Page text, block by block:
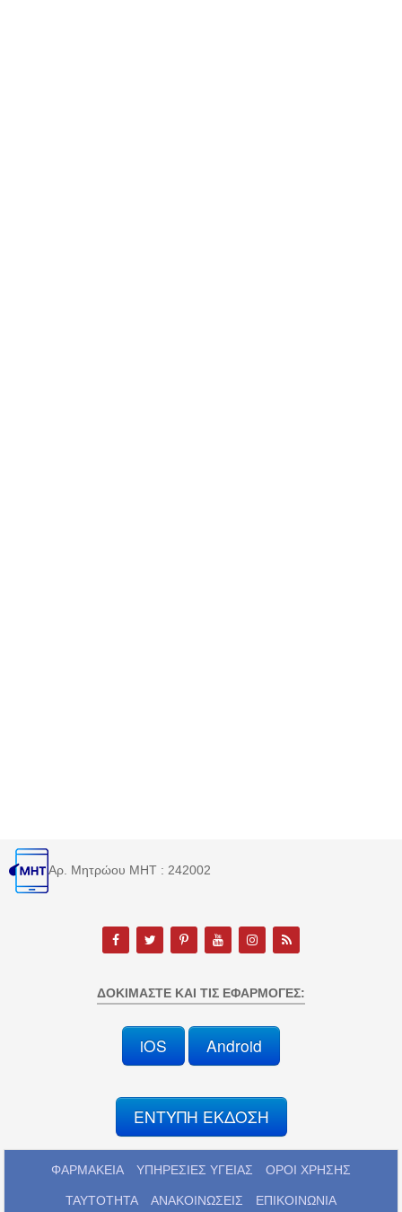
Αρ. Μητρώου MHT : 242002
ΔΟΚΙΜΆΣΤΕ ΚΑΙ ΤΙΣ ΕΦΑΡΜΟΓΈΣ:
iOS Android
ΕΝΤΥΠΗ ΕΚΔΟΣΗ
ΦΑΡΜΑΚΕΙΑ ΥΠΗΡΕΣΙΕΣ ΥΓΕΙΑΣ ΟΡΟΙ ΧΡΗΣΗΣ
ΤΑΥΤΟΤΗΤΑ ΑΝΑΚΟΙΝΩΣΕΙΣ ΕΠΙΚΟΙΝΩΝΙΑ